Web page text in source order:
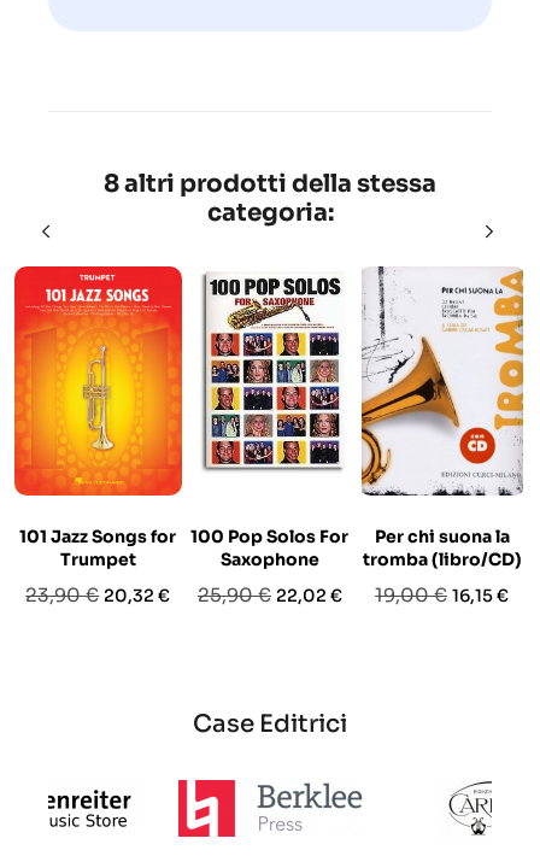
8 altri prodotti della stessa
categoria:
101 Jazz Songs for
Trumpet
Prezzo
23,90 € Prezzo
20,32 €
100 Pop Solos For
Saxophone
Prezzo
25,90 € Prezzo
22,02 €
Per chi suona la
tromba (libro/CD)
Prezzo
19,00 € Prezzo
16,15 €
Case Editrici